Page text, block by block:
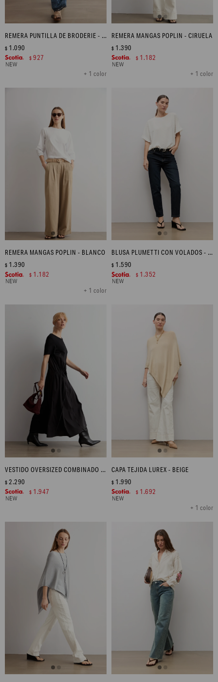
REMERA PUNTILLA DE BRODERIE - BLANCO
+ 1 color
$ 1.090
$ 927
REMERA MANGAS POPLIN - CIRUELA
+ 1 color
$ 1.390
$ 1.182
REMERA MANGAS POPLIN - BLANCO
+ 1 color
$ 1.390
$ 1.182
BLUSA PLUMETTI CON VOLADOS - CRUDO
$ 1.590
$ 1.352
VESTIDO OVERSIZED COMBINADO - NEGRO
$ 2.290
$ 1.947
CAPA TEJIDA LUREX - BEIGE
+ 1 color
$ 1.990
$ 1.692